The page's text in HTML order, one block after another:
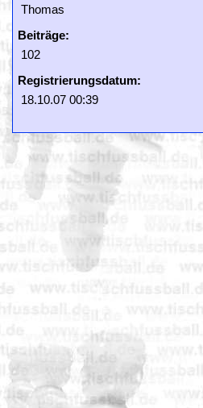
Thomas
Beiträge:
102
Registrierungsdatum:
18.10.07 00:39